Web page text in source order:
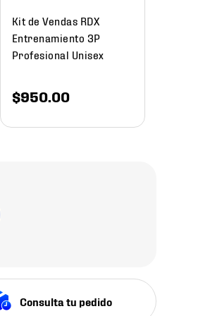
Kit de Vendas RDX
Entrenamiento 3P
Profesional Unisex
$950.00
Consulta tu pedido